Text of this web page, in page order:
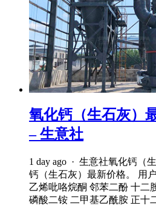
氧化钙（生石灰）
– 生意社
1 day ago · 生意社氧化钙（
钙（生石灰）最新价格。 用
乙烯吡咯烷酮 邻苯二酚 十二
磷酸二铵 二甲基乙酰胺 正十